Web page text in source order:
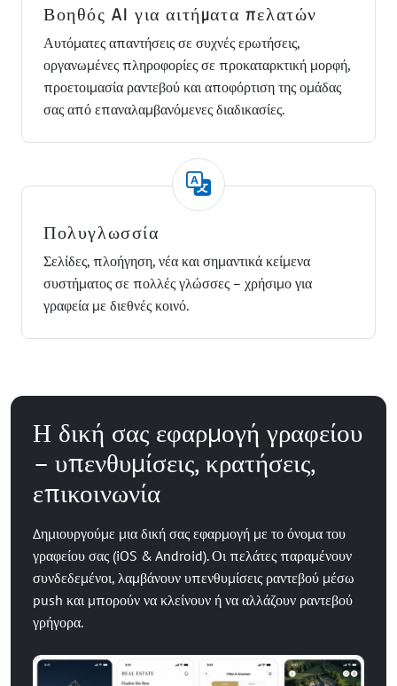
Βοηθός AI για αιτήματα πελατών
Αυτόματες απαντήσεις σε συχνές ερωτήσεις,
οργανωμένες πληροφορίες σε προκαταρκτική μορφή,
προετοιμασία ραντεβού και αποφόρτιση της ομάδας
σας από επαναλαμβανόμενες διαδικασίες.
Πολυγλωσσία
Σελίδες, πλοήγηση, νέα και σημαντικά κείμενα
συστήματος σε πολλές γλώσσες – χρήσιμο για
γραφεία με διεθνές κοινό.
Η δική σας εφαρμογή γραφείου
– υπενθυμίσεις, κρατήσεις,
επικοινωνία
Δημιουργούμε μια δική σας εφαρμογή με το όνομα του
γραφείου σας (iOS & Android). Οι πελάτες παραμένουν
συνδεδεμένοι, λαμβάνουν υπενθυμίσεις ραντεβού μέσω
push και μπορούν να κλείνουν ή να αλλάζουν ραντεβού
γρήγορα.